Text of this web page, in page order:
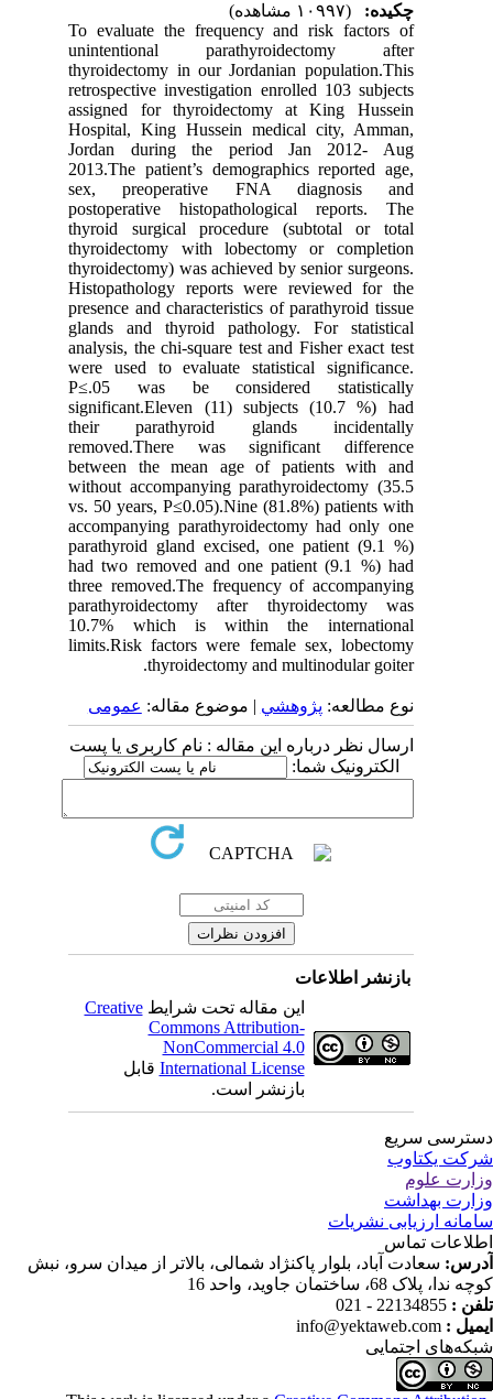
چکیده:
To evaluate the frequency and risk factors of
unintentional parathyroidectomy after
thyroidectomy in our Jordanian population.This
retrospective investigation enrolled 103 subjects
assigned for thyroidectomy at King Hussein
Hospital, King Hussein medical city, Amman,
Jordan during the period Jan 2012- Aug
2013.The patient’s demographics reported age,
sex, preoperative FNA diagnosis and
postoperative histopathological reports. The
thyroid surgical procedure (subtotal or total
thyroidectomy with lobectomy or completion
thyroidectomy) was achieved by senior surgeons.
Histopathology reports were reviewed for the
presence and characteristics of parathyroid tissue
glands and thyroid pathology. For statistical
analysis, the chi-square test and Fisher exact test
were used to evaluate statistical significance.
P≤.05 was be considered statistically
significant.Eleven (11) subjects (10.7 %) had
their parathyroid glands incidentally
removed.There was significant difference
between the mean age of patients with and
without accompanying parathyroidectomy (35.5
vs. 50 years, P≤0.05).Nine (81.8%) patients with
accompanying parathyroidectomy had only one
parathyroid gland excised, one patient (9.1 %)
had two removed and one patient (9.1 %) had
three removed.The frequency of accompanying
parathyroidectomy after thyroidectomy was
10.7% which is within the international
limits.Risk factors were female sex, lobectomy
thyroidectomy and multinodular goiter.
نوع مطالعه:پژوهشي| موضوع مقاله:عمومى
ارسال نظر درباره این مقاله : نام کاربری یا پست
الکترونیک شما:
بازنشر اطلاعات
این مقاله تحت شرایطCreative
Commons Attribution-
NonCommercial 4.0
International Licenseقابل
بازنشر است.
سریع
یکتاوب
علوم
بهداشت
ارزیابی نشریات
تماس
سعادت آباد، بلوار پاکنژاد شمالی، بالاتر از میدان سرو، نبش
پلاک 68، ساختمان جاوید، واحد 16
:
22134855 - 021
:
info@yektaweb.com
اجتمایی